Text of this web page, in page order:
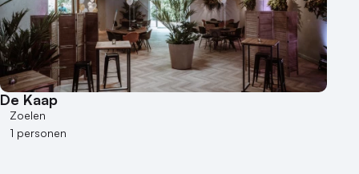
10 of meer zalen
Aantal personen
1 - 50 personen
50 - 100 personen
100 - 250 personen
De Kaap
Zoelen
1 personen